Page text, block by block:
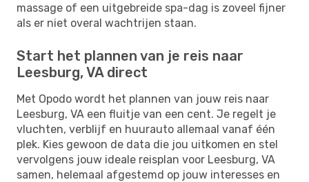
massage of een uitgebreide spa-dag is zoveel fijner
als er niet overal wachtrijen staan.
Start het plannen van je reis naar
Leesburg, VA direct
Met Opodo wordt het plannen van jouw reis naar
Leesburg, VA een fluitje van een cent. Je regelt je
vluchten, verblijf en huurauto allemaal vanaf één
plek. Kies gewoon de data die jou uitkomen en stel
vervolgens jouw ideale reisplan voor Leesburg, VA
samen, helemaal afgestemd op jouw interesses en